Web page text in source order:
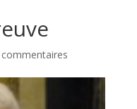
commentaires